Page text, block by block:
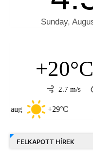
+20°C
2.7 m/s
+29°C
FELKAPOTT HÍREK